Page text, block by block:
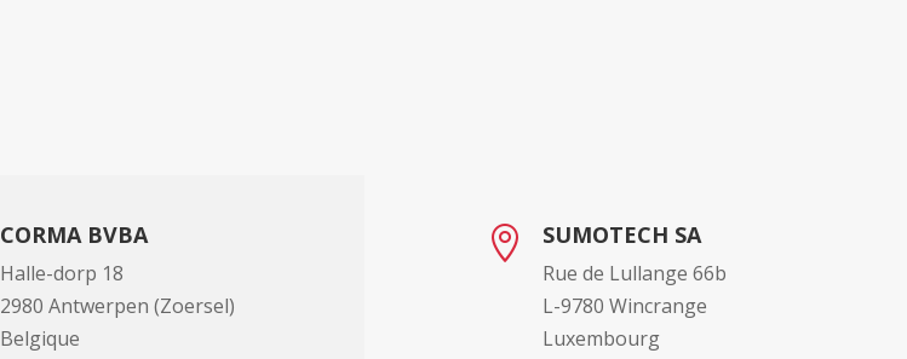
CORMA BVBA
Halle-dorp 18
2980 Antwerpen (Zoersel)
Belgique
 SUMOTECH SA
Rue de Lullange 66b
L-9780 Wincrange
Luxembourg